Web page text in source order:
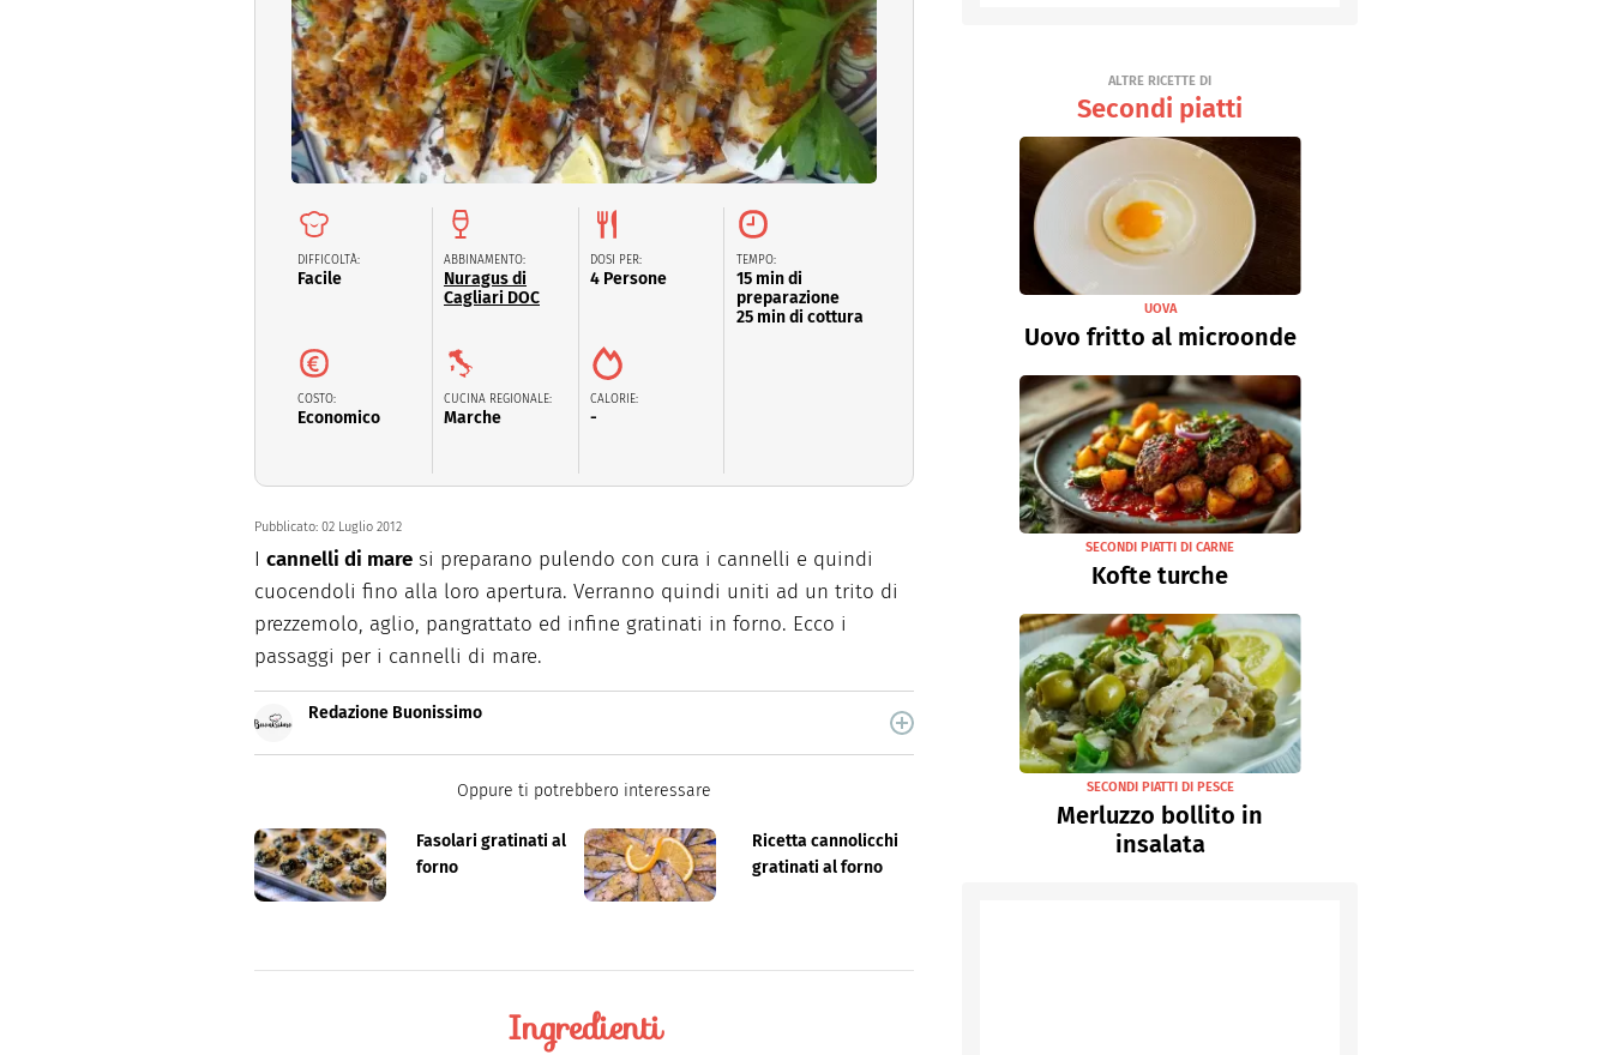
Dolci Pasqua
San Valentino
DIFFICOLTÀ:
Facile
ABBINAMENTO:
Nuragus di
Cagliari DOC
COSTO:
Economico
CUCINA REGIONALE:
Marche
DOSI PER:
4 Persone
CALORIE:
-
TEMPO:
15 min di
preparazione
25 min di cottura
Pubblicato: 02 Luglio 2012
I cannelli di mare si preparano pulendo con cura i cannelli e quindi
cuocendoli fino alla loro apertura. Verranno quindi uniti ad un trito di
prezzemolo, aglio, pangrattato ed infine gratinati in forno. Ecco i
passaggi per i cannelli di mare.
Redazione Buonissimo
Buonissimo è il magazine di cucina di Italiaonline nel quale trovi idee veloci,
facili e spiegate passo passo.
Oppure ti potrebbero interessare
Fasolari gratinati al
forno
Ricetta cannolicchi
gratinati al forno
Ingredienti
ALTRE RICETTE DI
Secondi piatti
UOVA
Uovo fritto al microonde
SECONDI PIATTI DI CARNE
Kofte turche
SECONDI PIATTI DI PESCE
Merluzzo bollito in
insalata